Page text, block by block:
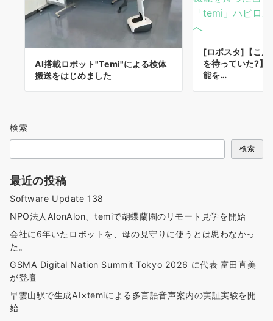
AI搭載ロボット"Temi"による検体
搬送をはじめました
[ロボスタ]【こん
を待っていた?】
能を…
検索
検索
最近の投稿
Software Update 138
NPO法人AlonAlon、temiで胡蝶蘭園のリモート見学を開始
会社に6年いたロボットを、母の見守りに使うとは思わなかっ
た。
GSMA Digital Nation Summit Tokyo 2026 に代表 富田直美
が登壇
早雲山駅で生成AI×temiによる多言語音声案内の実証実験を開
始